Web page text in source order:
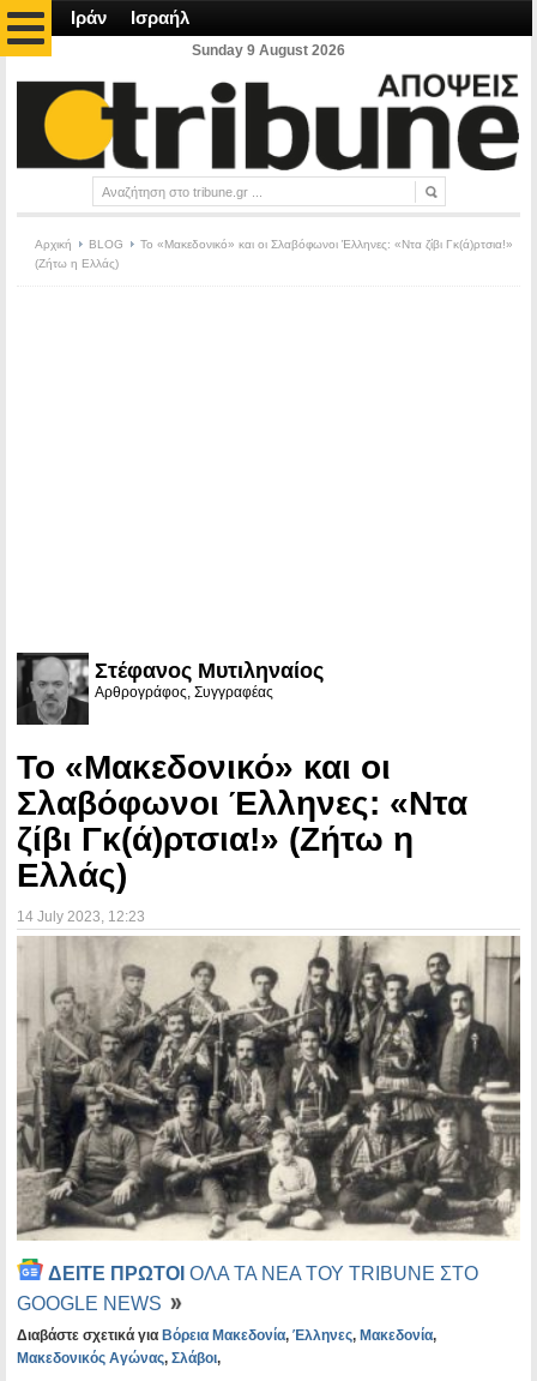
Ιράν Ισραήλ
Sunday 9 August 2026
Αρχική BLOG
Το «Μακεδονικό» και οι Σλαβόφωνοι Έλληνες: «Ντα ζίβι Γκ(ά)ρτσια!»
(Ζήτω η Ελλάς)
Στέφανος Μυτιληναίος
Αρθρογράφος, Συγγραφέας
Το «Μακεδονικό» και οι
Σλαβόφωνοι Έλληνες: «Ντα
ζίβι Γκ(ά)ρτσια!» (Ζήτω η
Ελλάς)
14 July 2023 , 12:23
ΔΕΙΤΕ ΠΡΩΤΟΙ ΟΛΑ ΤΑ ΝΕΑ ΤΟΥ TRIBUNE ΣΤΟ
GOOGLE NEWS
Διαβάστε σχετικά για Βόρεια Μακεδονία, Έλληνες, Μακεδονία,
Μακεδονικός Αγώνας, Σλάβοι,